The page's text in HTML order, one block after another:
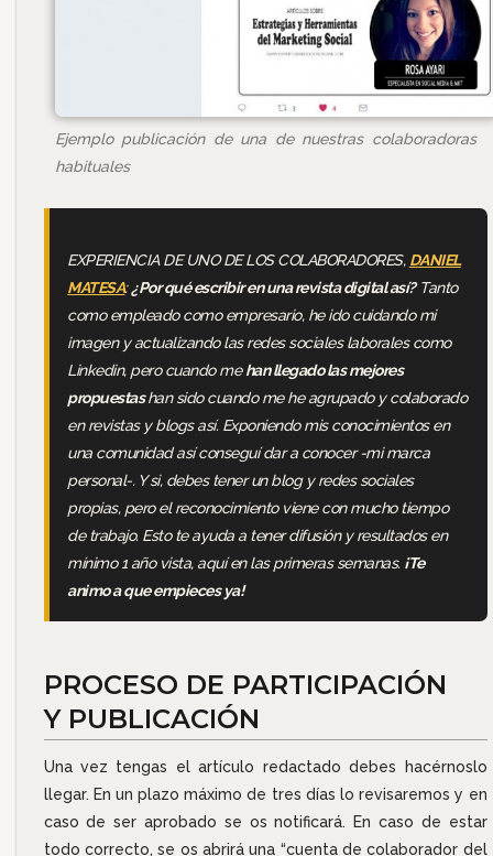
Ejemplo publicación de una de nuestras colaboradoras
habituales
EXPERIENCIA DE UNO DE LOS COLABORADORES, DANIEL
MATESA:¿Por qué escribir en una revista digital así?Tanto
como empleado como empresario, he ido cuidando mi
imagen y actualizando las redes sociales laborales como
Linkedin, pero cuando mehan llegado las mejores
propuestashan sido cuando me he agrupado y colaborado
en revistas y blogs así. Exponiendo mis conocimientos en
una comunidad así conseguí dar a conocer -mi marca
personal-. Y si, debes tener un blog y redes sociales
propias, pero el reconocimiento viene con mucho tiempo
de trabajo. Esto te ayuda a tener difusión y resultados en
mínimo 1 año vista, aquí en las primeras semanas. ¡Te
animo a que empieces ya!
PROCESO DE PARTICIPACIÓN
Y PUBLICACIÓN
Una vez tengas el artículo redactado debes hacérnoslo
llegar. En un plazo máximo de tres días lo revisaremos y en
caso de ser aprobado se os notificará. En caso de estar
todo correcto, se os abrirá una “cuenta de colaborador del